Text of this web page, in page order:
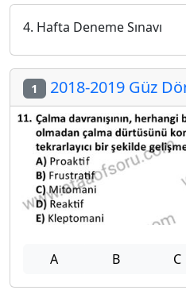
4. Hafta Deneme Sınavı
1 2018-2019 Güz
A B C